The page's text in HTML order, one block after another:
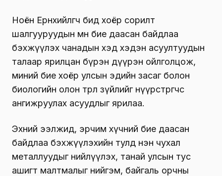
Ноён Ерөнхийлөгч бид хоёр сорилт
шалгууруудын өмнө бие даасан байдлаа
бэхжүүлэх чанадын хэд хэдэн асуултуудын
талаар ярилцан бүрэн дүүрэн ойлголцож,
миний бие хоёр улсын эдийн засаг болон
биологийн олон төрөл зүйлийг нүүрстөрөгчөөс
ангижруулах асуудлыг ярилаа.
Эхний ээлжид, эрчим хүчний бие даасан
байдлаа бэхжүүлэхийн тулд нэн чухал
металлуудыг нийлүүлэх, танай улсын тус
ашигт малтмалыг нийгэм, байгаль орчны